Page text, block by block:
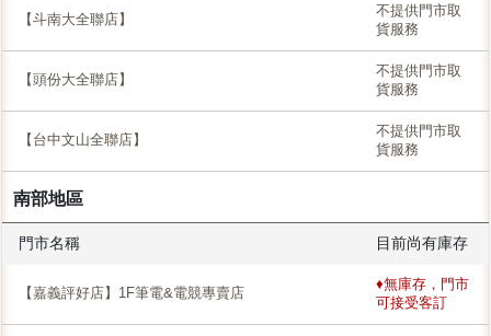
【斗南大全聯店】
不提供門市取
貨服務
【頭份大全聯店】
不提供門市取
貨服務
【台中文山全聯店】
不提供門市取
貨服務
南部地區
門市名稱 目前尚有庫存
【嘉義評好店】1F筆電&電競專賣店
♦無庫存，門市
可接受客訂